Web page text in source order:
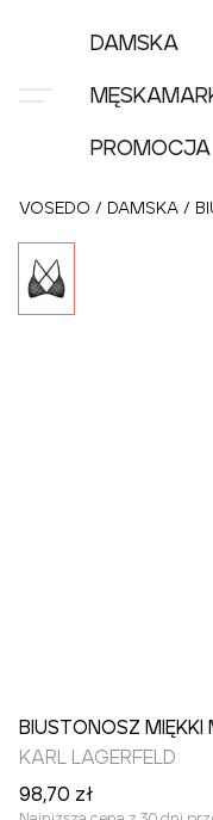
DAMSKA
MĘSKA
PROMOCJA
VOSEDO / DAMSKA /
BIUSTONOSZ
KARL LAGERFELD
98,70 zł